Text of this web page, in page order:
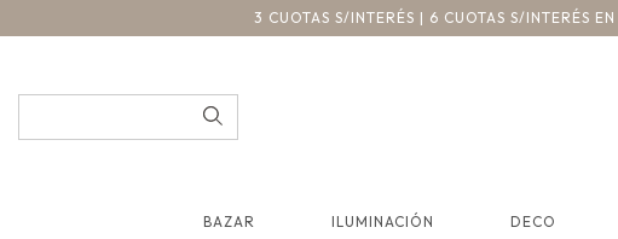
3 CUOTAS S/INTERÉS | 6 CUOTAS S/INTERÉS
BAZAR ILUMINACIÓN DECO